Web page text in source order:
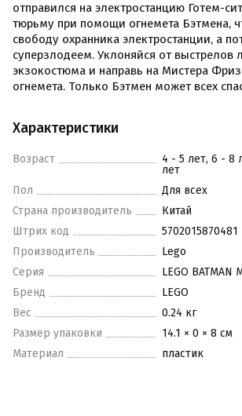
отправился на электростанцию Готем-
тюрьму при помощи огнемета Бэтмена,
свободу охранника электростанции, а
суперзлодеем. Уклоняйся от выстрелов
экзокостюма и направь на Мистера
огнемета. Только Бэтмен может всех
Характеристики
Возраст
4 - 5 лет, 6 - 8
лет
Пол
Для всех
Страна производитель
Китай
Штрих код
5702015870481
Производитель
Lego
Серия
LEGO BATMAN
Бренд
LEGO
Вес
0.24 кг
Размер упаковки
14.1 × 0 × 8 см
Материал
пластик